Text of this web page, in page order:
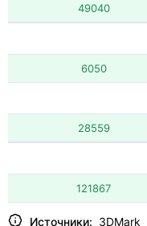
49040
6050
28559
121867
Источники: 3DMark